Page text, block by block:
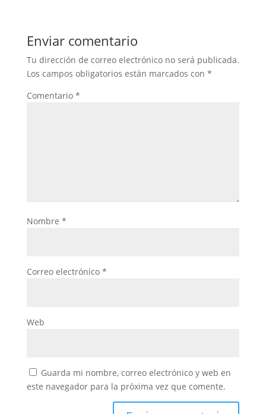
Enviar comentario
Tu dirección de correo electrónico no será publicada.
Los campos obligatorios están marcados con *
Comentario *
Nombre *
Correo electrónico *
Web
Guarda mi nombre, correo electrónico y web en
este navegador para la próxima vez que comente.